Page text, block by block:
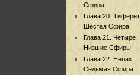
Сфира
Глава 20. Тиферет,
Шестая Сфира
Глава 21. Четыре
Низшие Сфиры
Глава 22. Нецах,
Седьмая Сфира